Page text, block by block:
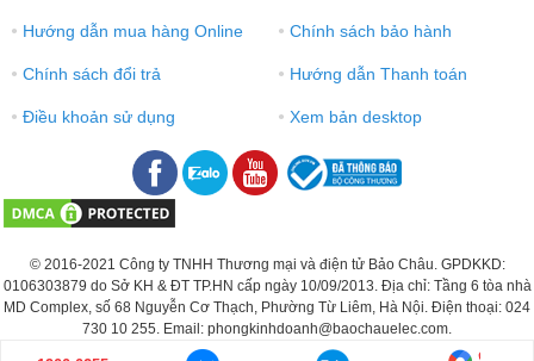
● Hướng dẫn mua hàng Online ● Chính sách bảo hành
● Chính sách đổi trả ● Hướng dẫn Thanh toán
● Điều khoản sử dụng ● Xem bản desktop
© 2016-2021 Công ty TNHH Thương mại và điện tử Bảo Châu. GPDKKD:
0106303879 do Sở KH & ĐT TP.HN cấp ngày 10/09/2013. Địa chỉ: Tầng 6 tòa nhà
MD Complex, số 68 Nguyễn Cơ Thạch, Phường Từ Liêm, Hà Nội. Điện thoại: 024
730 10 255. Email: phongkinhdoanh@baochauelec.com.